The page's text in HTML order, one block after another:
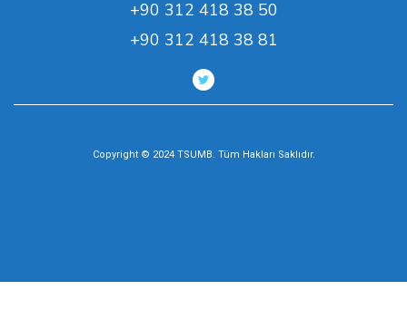
+90 312 418 38 50
+90 312 418 38 81
Copyright © 2024 TSUMB. Tüm Hakları Saklıdır.